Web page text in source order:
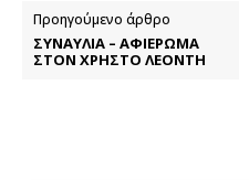
Προηγούμενο άρθρο
ΣΥΝΑΥΛΙΑ – ΑΦΙΕΡΩΜΑ
ΣΤΟΝ ΧΡΗΣΤΟ ΛΕΟΝΤΗ